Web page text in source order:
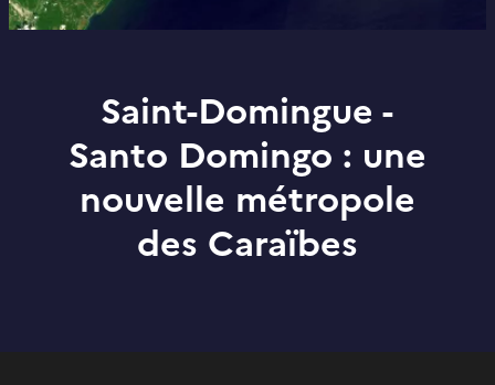
Saint-Domingue -
Santo Domingo : une
nouvelle métropole
des Caraïbes